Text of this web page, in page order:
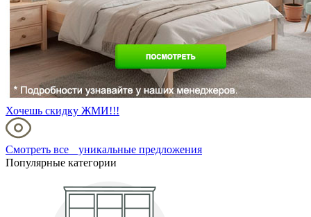
Хочешь скидку ЖМИ!!!
Смотреть все уникальные предложения
Популярные категории